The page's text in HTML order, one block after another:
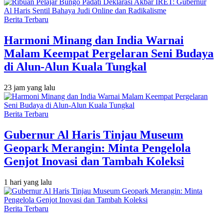
Berita Terbaru
Harmoni Minang dan India Warnai
Malam Keempat Pergelaran Seni Budaya
di Alun-Alun Kuala Tungkal
23 jam yang lalu
Berita Terbaru
Gubernur Al Haris Tinjau Museum
Geopark Merangin: Minta Pengelola
Genjot Inovasi dan Tambah Koleksi
1 hari yang lalu
Berita Terbaru